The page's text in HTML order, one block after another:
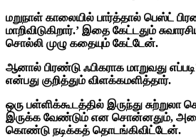
மறுநாள் காலையில் பார்த்தால் பெஸ்ட்
மாறிவிடுகிறார்.’ இதை கேட்டதும்
சொல்லி முழு கதையும் கேட்டேன்.
ஆனால் பிரண்டு ஃபிகராக மாறுவது
என்பது குறித்தும் விளக்கமளித்தார்.
ஒரு பள்ளிக்கூடத்தில் இருந்து சுற்றுலா
இருக்க வேண்டும் என சொன்னதும், அதை
கொண்டு நடிக்கத் தொடங்கிவிட்டேன்.